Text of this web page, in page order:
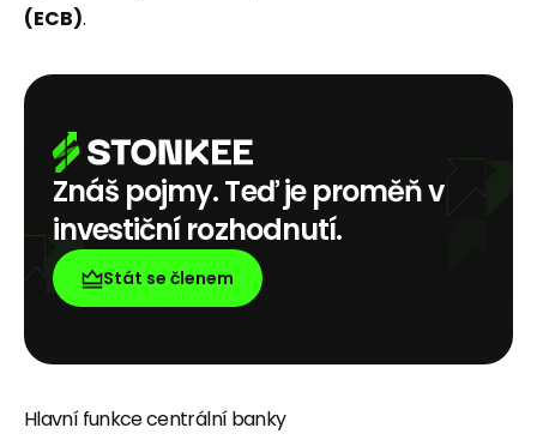
(ECB).
Znáš pojmy. Teď je proměň v
investiční rozhodnutí.
Stát se členem
Hlavní funkce centrální banky